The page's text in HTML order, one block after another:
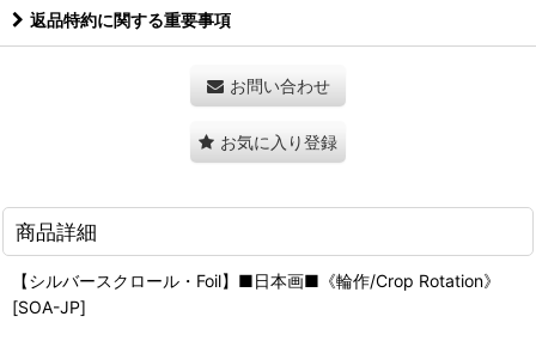
返品特約に関する重要事項
お問い合わせ
お気に入り登録
商品詳細
【シルバースクロール・Foil】■日本画■《輪作/Crop Rotation》
[SOA-JP]